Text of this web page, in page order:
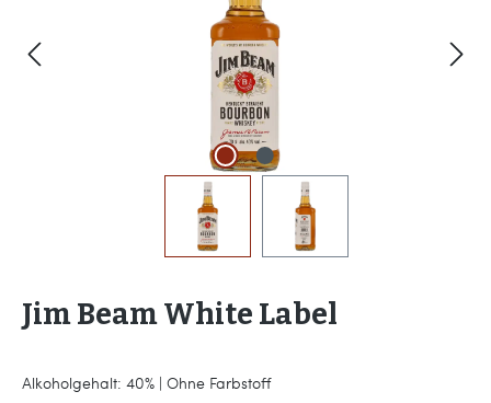
Jim Beam White Label
Alkoholgehalt: 40% | Ohne Farbstoff